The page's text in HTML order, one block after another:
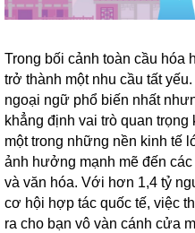
Trong bối cảnh toàn cầu hóa
trở thành một nhu cầu tất
ngoại ngữ phổ biến nhất
khẳng định vai trò quan
một trong những nền kinh tế
ảnh hưởng mạnh mẽ đến
và văn hóa. Với hơn 1,4 tỷ
cơ hội hợp tác quốc tế, việc
ra cho bạn vô vàn cánh cửa